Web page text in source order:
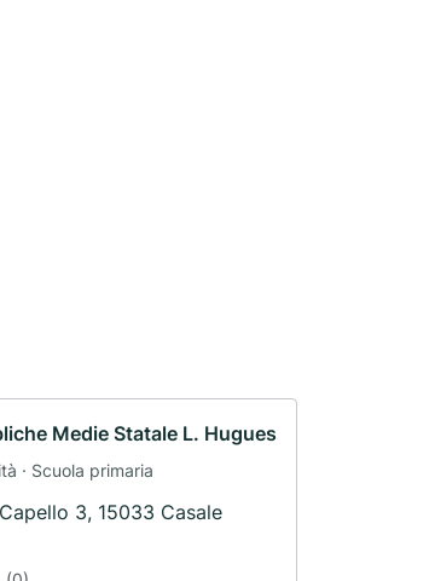
Medie Statale L. Hugues
· Scuola primaria
3, 15033 Casale